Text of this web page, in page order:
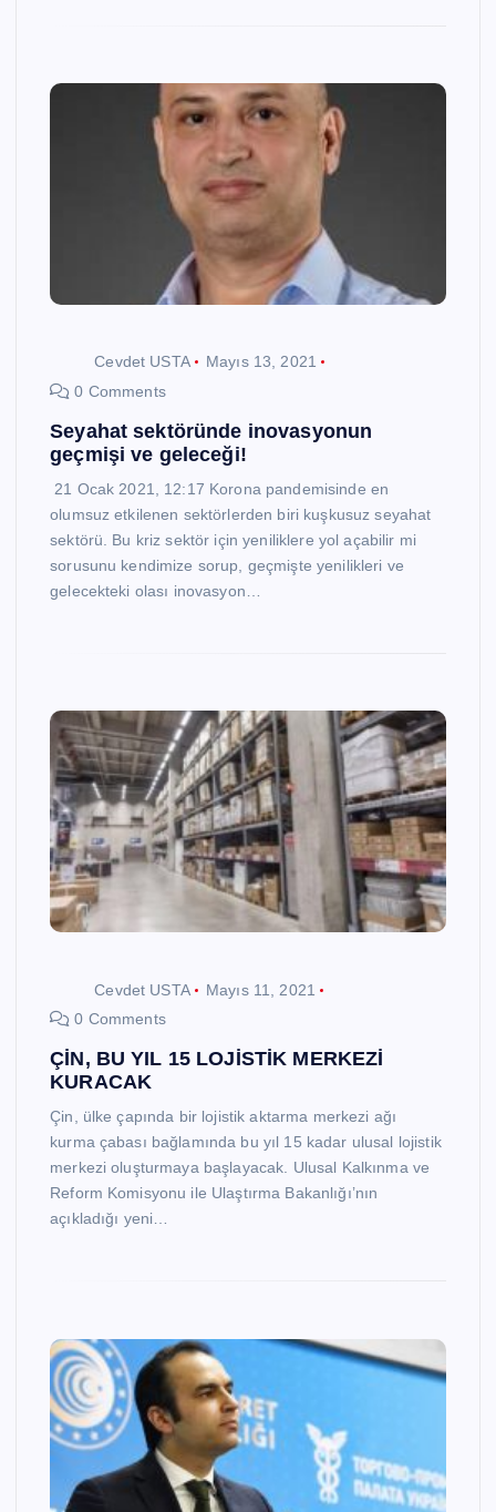
Cevdet USTA
Mayıs 13, 2021
0 Comments
Seyahat sektöründe inovasyonun
geçmişi ve geleceği!
21 Ocak 2021, 12:17 Korona pandemisinde en
olumsuz etkilenen sektörlerden biri kuşkusuz seyahat
sektörü. Bu kriz sektör için yeniliklere yol açabilir mi
sorusunu kendimize sorup, geçmişte yenilikleri ve
gelecekteki olası inovasyon…
Cevdet USTA
Mayıs 11, 2021
0 Comments
ÇİN, BU YIL 15 LOJİSTİK MERKEZİ
KURACAK
Çin, ülke çapında bir lojistik aktarma merkezi ağı
kurma çabası bağlamında bu yıl 15 kadar ulusal lojistik
merkezi oluşturmaya başlayacak. Ulusal Kalkınma ve
Reform Komisyonu ile Ulaştırma Bakanlığı’nın
açıkladığı yeni…